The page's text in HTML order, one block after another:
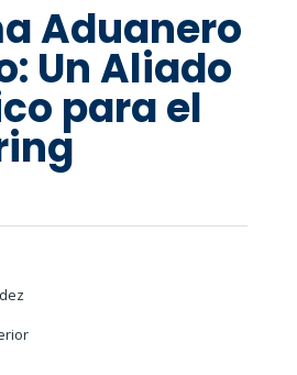
Aduanero
Un Aliado
para el